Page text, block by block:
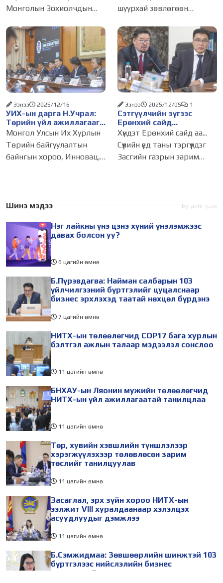
Монголын Зохиолчдын
хамтран зохион
байгуулсан “Борхойн
цом-2026” яруу найргийн
15 дахь удаагийн наадам
2026 оны
шуурхай зөвлөгөөн
төсвийн хөрөнгө
оруулалтын эрх шилжүүлсэн
төсөл, арга хэмжээний
талаар хэлэлцэв.
Зөвлөгөөний эхэнд
НЗДТГ-ын Хяналт
УИХ-ын дарга Н.Учрал:
Төрийн үйл ажиллагааг
дахин инженерчлэхдээ
технологийн дэвшил,
хиймэл оюуныг
ашиглахад онцгой
Ээнээ 2025/12/16
Монгол Улсын Их Хурлын
Төрийн байгуулалтын
байнгын хороо, Инновац,
байгууллага, Цахим
харилцаа холбооны яам
хамтран
Сэтгүүлчийн зүгээс
Ерөнхий сайд
Г.ЗАНДАНШАТАРТ
хандан ил захидал
илгээжээ
Ээнээ 2025/12/05 1
Хүндэт Ерөнхий сайд аа...
Сүүлийн үед таны тэргүүлдэг
Засгийн газрын зарим
ажиллагааны чадавхийг
Шинэ мэдээ Бүгдийг үзэх
Нэг лайкны үнэ цэнэ хүний үнэлэмжээс
давах болсон уу?
6 цагийн өмнө
Б.Пүрэвдагва: Найман салбарын 103
үйлчилгээний бүртгэлийг цуцалснаар
бизнес эрхлэхэд таатай нөхцөл бүрдэнэ
7 цагийн өмнө
НИТХ-ын төлөөлөгчид COP17 бага хурлын
бэлтгэл ажлын талаар мэдээлэл сонслоо
11 цагийн өмнө
БНХАУ-ын Ляонин мужийн төлөөлөгчид
НИТХ-ын үйл ажиллагаатай танилцлаа
11 цагийн өмнө
Төр, хувийн хэвшлийн түншлэлээр
хэрэгжүүлэхээр төлөвлөсөн зарим
төслийг танилцуулав
11 цагийн өмнө
Засаглал, эрх зүйн хороо НИТХ-ын
ээлжит VIII хуралдаанаар хэлэлцэх
асуудлуудыг дэмжлээ
11 цагийн өмнө
Б.Сэмжидмаа: Зөвшөөрлийн шинжтэй 103
бүртгэлээс нийслэлийн бизнес
эрхлэгчдийг чөлөөллөө